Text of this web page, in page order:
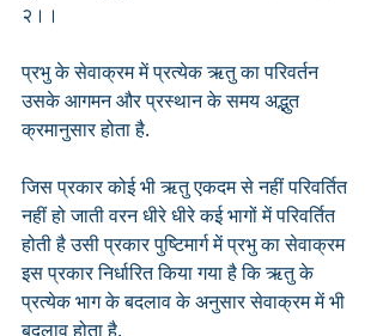
२।।
प्रभु के सेवाक्रम में प्रत्येक ऋतु का परिवर्तन
उसके आगमन और प्रस्थान के समय अद्भुत
क्रमानुसार होता है.
जिस प्रकार कोई भी ऋतु एकदम से नहीं परिवर्तित
नहीं हो जाती वरन धीरे धीरे कई भागों में परिवर्तित
होती है उसी प्रकार पुष्टिमार्ग में प्रभु का सेवाक्रम
इस प्रकार निर्धारित किया गया है कि ऋतु के
प्रत्येक भाग के बदलाव के अनुसार सेवाक्रम में भी
बदलाव होता है.